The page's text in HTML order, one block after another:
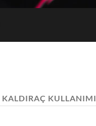
KALDIRAÇ KULLANIMI